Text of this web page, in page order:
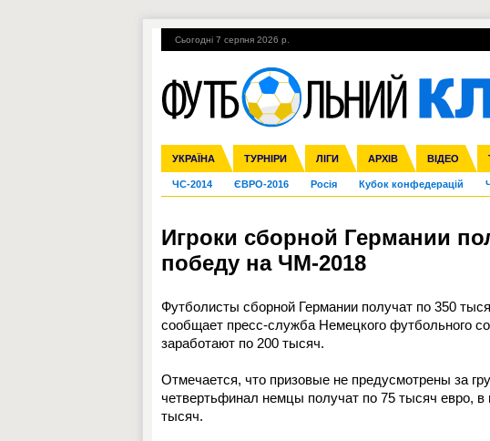
Сьогодні 7 серпня 2026 р.
УКРАЇНА ТУРНІРИ ЛІГИ АРХІВ ВІДЕО
Збірна Прем'єр-ліга Перша ліга Друга ліга
Ліга чемпіонів Ліга Європи Міжнародні Ліга націй
Англія Іспанія Італія Німеччина Франція Інші
ЧС-2014 ЄВРО-2016 Росія Кубок конфедерацій
Гарячі теми УПЛ, 1-й тур ВІЙНА УПЛ-
Игроки сборной Германии
победу на ЧМ-2018
Футболисты сборной Германии получат по 350
сообщает пресс-служба Немецкого футбольного
заработают по 200 тысяч.
Отмечается, что призовые не предусмотрены за
четвертьфинал немцы получат по 75 тысяч евро,
тысяч.